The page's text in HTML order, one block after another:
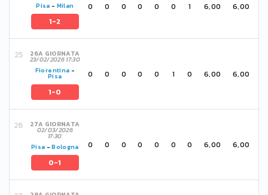
Pisa - Milan
1-2
0 0 0 0 0 0 1 6,00 6,00
26A GIORNATA
23/02/2026 17:30
Fiorentina -
Pisa
1-0
0 0 0 0 0 1 0 6,00 6,00
27A GIORNATA
02/03/2026
17:30
Pisa -Bologna
0-1
0 0 0 0 0 0 0 6,00 6,00